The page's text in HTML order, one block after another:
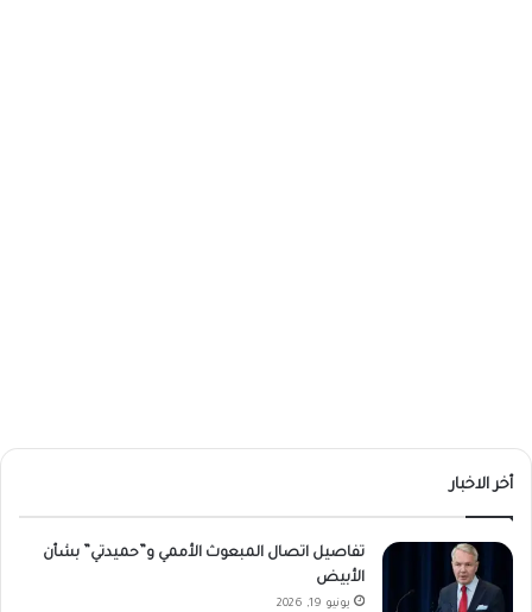
أخر الاخبار
تفاصيل اتصال المبعوث الأممي و”حميدتي” بشأن
الأبيض
يونيو 19, 2026